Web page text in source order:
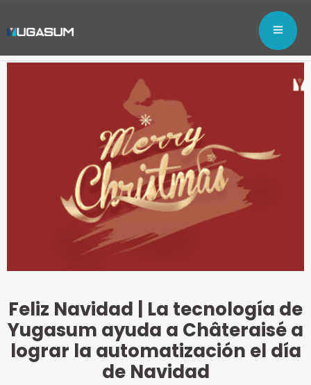
Feliz Navidad | La tecnología de
Yugasum ayuda a Châteraisé a
lograr la automatización el día
de Navidad